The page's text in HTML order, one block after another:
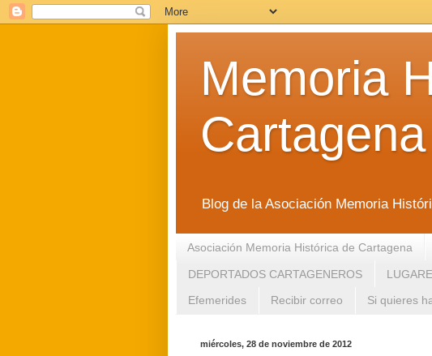
Memoria
Cartagena
Blog de la Asociación Memoria
Asociación Memoria Histórica de Cartagena
DEPORTADOS CARTAGENEROS
Efemerides Recibir correo Si quieres
miércoles, 28 de noviembre de 2012